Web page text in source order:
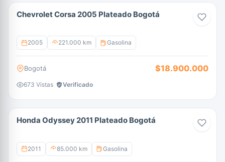
Chevrolet Corsa 2005 Plateado Bogotá
2005 221.000 km Gasolina
Bogotá $18.900.000
673 Vistas Verificado
Honda Odyssey 2011 Plateado Bogotá
2011 85.000 km Gasolina